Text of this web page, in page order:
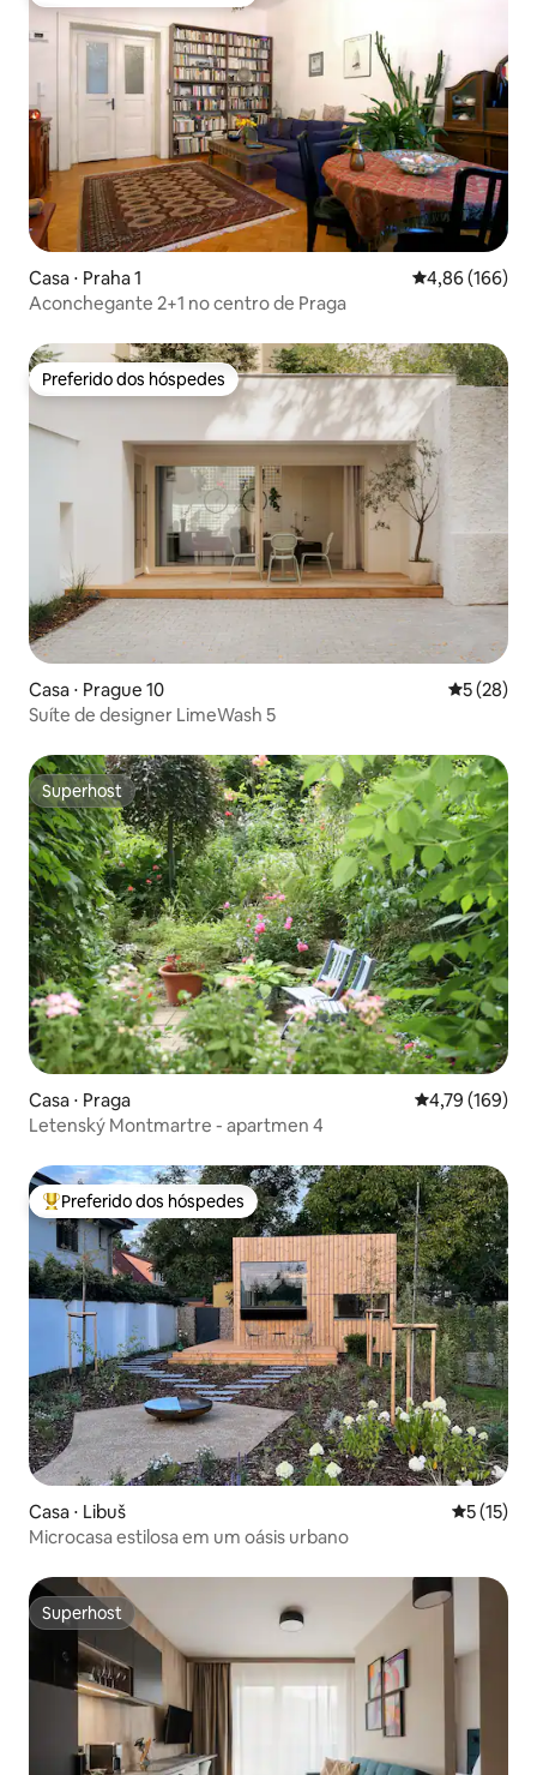
Casa ⋅ Praha 1 4,86 de uma
4,86 (166)
Aconchegante 2+1 no centro de Praga
Preferido dos hóspedes
Preferido dos hóspedes
Casa ⋅ Prague 10 5 de uma
5 (28)
Suíte de designer LimeWash 5
Superhost
Superhost
Casa ⋅ Praga 4,79 de uma
4,79 (169)
Letenský Montmartre - apartmen 4
Entre os melhores preferidos dos hóspedes
Preferido dos hóspedes
Casa ⋅ Libuš 5 de uma
5 (15)
Microcasa estilosa em um oásis urbano
Superhost
Superhost